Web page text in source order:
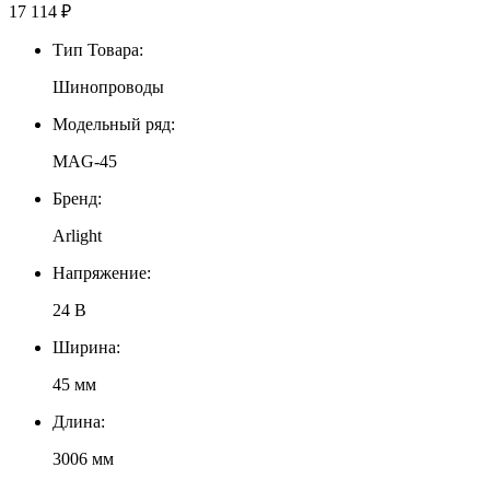
17 114 ₽
Тип Товара:
Шинопроводы
Модельный ряд:
MAG-45
Бренд:
Arlight
Напряжение:
24 В
Ширина:
45 мм
Длина:
3006 мм